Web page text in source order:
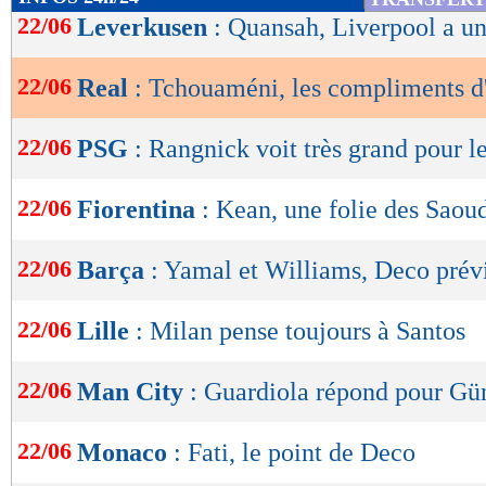
de
OK
22/06 Leverkusen : Quansah, Liverpool a
22/06 Real : Tchouaméni, les compliments
22/06 PSG : Rangnick voit très grand pour
22/06 Fiorentina : Kean, une folie des
22/06 Barça : Yamal et Williams, Deco
22/06 Lille : Milan pense toujours à Santos
22/06 Man City : Guardiola répond pour
22/06 Monaco : Fati, le point de Deco